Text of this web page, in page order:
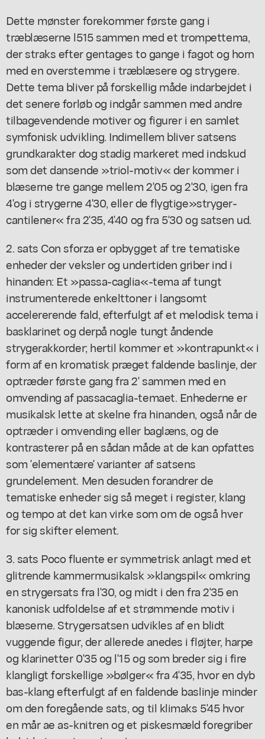
Dette mønster forekommer første gang i
træblæserne l515 sammen med et trompettema,
der straks efter gentages to gange i fagot og horn
med en overstemme i træblæsere og strygere.
Dette tema bliver på forskellig måde indarbejdet i
det senere forløb og indgår sammen med andre
tilbagevendende motiver og figurer i en samlet
symfonisk udvikling. Indimellem bliver satsens
grundkarakter dog stadig markeret med indskud
som det dansende »triol-motiv« der kommer i
blæserne tre gange mellem 2'05 og 2'30, igen fra
4'og i strygerne 4'30, eller de flygtige»stryger-
cantilener« fra 2'35, 4'40 og fra 5'30 og satsen ud.
2. sats Con sforza er opbygget af tre tematiske
enheder der veksler og undertiden griber ind i
hinanden: Et »passa-caglia«-tema af tungt
instrumenterede enkelttoner i langsomt
accelererende fald, efterfulgt af et melodisk tema i
basklarinet og derpå nogle tungt åndende
strygerakkorder; hertil kommer et »kontrapunkt« i
form af en kromatisk præget faldende baslinje, der
optræder første gang fra 2' sammen med en
omvending af passacaglia-temaet. Enhederne er
musikalsk lette at skelne fra hinanden, også når de
optræder i omvending eller baglæns, og de
kontrasterer på en sådan måde at de kan opfattes
som 'elementære' varianter af satsens
grundelement. Men desuden forandrer de
tematiske enheder sig så meget i register, klang
og tempo at det kan virke som om de også hver
for sig skifter element.
3. sats Poco fluente er symmetrisk anlagt med et
glitrende kammermusikalsk »klangspil« omkring
en strygersats fra l'30, og midt i den fra 2'35 en
kanonisk udfoldelse af et strømmende motiv i
blæserne. Strygersatsen udvikles af en blidt
vuggende figur, der allerede anedes i fløjter, harpe
og klarinetter 0'35 og l'15 og som breder sig i fire
klangligt forskellige »bølger« fra 4'35, hvor en dyb
bas-klang efterfulgt af en faldende baslinje minder
om den foregående sats, og til klimaks 5'45 hvor
en mår ae as-knitren og et piskesmæld foregriber